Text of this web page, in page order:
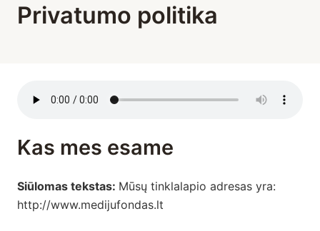
Privatumo politika
Kas mes esame
Siūlomas tekstas: Mūsų tinklalapio adresas yra:
http://www.medijufondas.lt